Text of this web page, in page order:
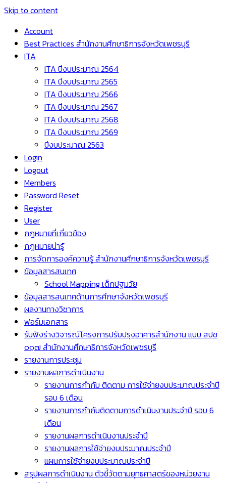
Skip to content
Account
Best Practices สำนักงานศึกษาธิการจังหวัดเพชรบุรี
ITA
ITA ปีงบประมาณ 2564
ITA ปีงบประมาณ 2565
ITA ปีงบประมาณ 2566
ITA ปีงบประมาณ 2567
ITA ปีงบประมาณ 2568
ITA ปีงบประมาณ 2569
ปีงบประมาณ 2563
Login
Logout
Members
Password Reset
Register
User
กฏหมายที่เกี่ยวข้อง
กฏหมายน่ารู้
การจัดการองค์ความรู้ สำนักงานศึกษาธิการจังหวัดเพชรบุรี
ข้อมูลสารสนเทศ
School Mapping เด็กปฐมวัย
ข้อมูลสารสนเทศด้านการศึกษาจังหวัดเพชรบุรี
ผลงานทางวิชาการ
ฟอร์มเอกสาร
รับฟังร่างวิจารณ์โครงการปรับปรุงอาคารสำนักงาน แบบ สปช
๐๑๗ สำนักงานศึกษาธิการจังหวัดเพชรบุรี
รายงานการประชุม
รายงานผลการดำเนินงาน
รายงานการกำกับ ติดตาม การใช้จ่ายงบประมาณประจำปี
รอบ 6 เดือน
รายงานการกำกับติดตามการดำเนินงานประจำปี รอบ 6
เดือน
รายงานผลการดำเนินงานประจำปี
รายงานผลการใช้จ่ายงบประมาณประจำปี
แผนการใช้จ่ายงบประมาณประจำปี
สรุปผลการดำเนินงาน ตัวชี้วัดตามยุทธศาสตร์ของหน่วยงาน